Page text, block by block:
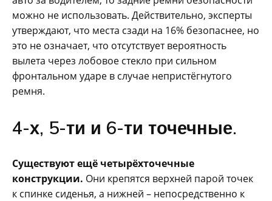
можно не использовать. Действительно, эксперты
утверждают, что места сзади на 16% безопаснее, но
это не означает, что отсутствует вероятность
вылета через лобовое стекло при сильном
фронтальном ударе в случае непристёгнутого
ремня.
4-х, 5-ти и 6-ти точечные.
Существуют ещё четырёхточечные
конструкции. Они крепятся верхней парой точек
к спинке сиденья, а нижней – непосредственно к